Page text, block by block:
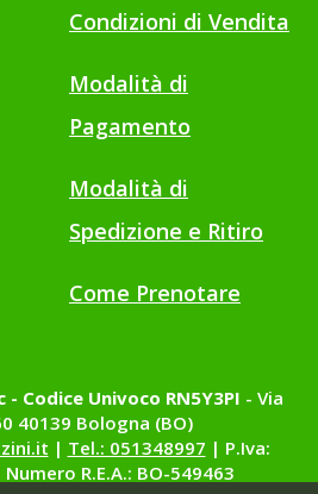
Condizioni di Vendita
Modalità di
Pagamento
Modalità di
Spedizione e Ritiro
Come Prenotare
- Codice Univoco RN5Y3PI - Via
40139 Bologna (BO)
| Tel.: 051348997 | P.Iva:
R.E.A.: BO-549463